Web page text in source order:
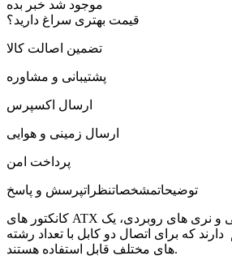
موجود شد خبر بده
قیمت بهتری سراغ دارید؟
تضمین اصالت کالا
پشتیبانی و مشاوره
ارسال اکسپرس
ارسال زمینی و هوایی
پرداخت امن
توضیحاتمشخصاتنظراتپرسش و پاسخ
کانکتور های ATX علاوه بر مادگی سر کابلی و نری های روبردی، یک
که برای اتصال دو کابل با تعداد رشته
های مختلف قابل استفاده هستند.